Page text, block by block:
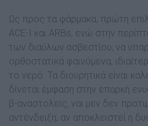
Ως προς τα φάρμακα, πρώτη
ACE-I και ARBs, ενώ στην
των διαύλων ασβεστίου, να
ορθοστατικά φαινόμενα,
το νερό. Τα διουρητικά είναι
δίνεται έμφαση στην επαρκή
β-αναστολείς, ναι μεν δεν
αντένδειξη, αν αποκλειστεί η